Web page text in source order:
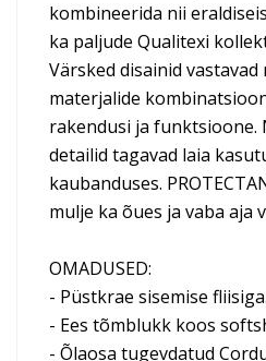
kombineerida nii
ka paljude Qualitexi
Värsked disainid
materjalide
rakendusi ja funktsioone.
detailid tagavad laia
kaubanduses.
mulje ka õues ja vaba aja
OMADUSED:
- Püstkrae sisemise fliisiga.
- Ees tõmblukk koos
- Õlaosa tugevdatud